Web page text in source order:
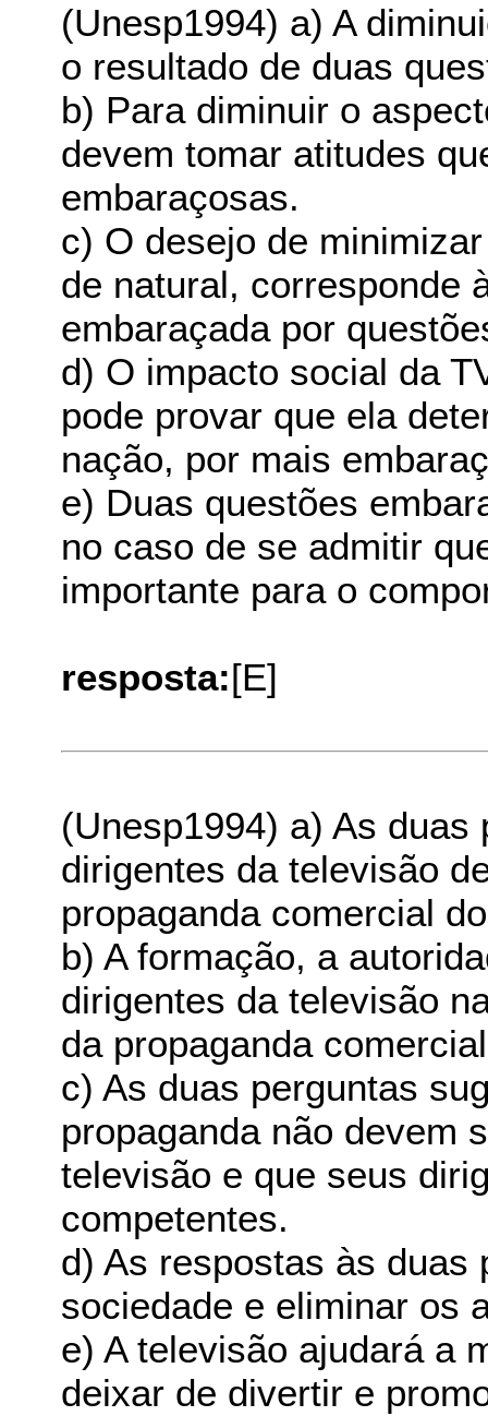
(Unesp1994) a) A
o resultado de duas
b) Para diminuir o
devem tomar atitudes
embaraçosas.
c) O desejo de
de natural, corresponde
embaraçada por
d) O impacto social da
pode provar que ela
nação, por mais
e) Duas questões
no caso de se admitir
importante para o
resposta:[E]
(Unesp1994) a) As
dirigentes da televisão
propaganda comercial
b) A formação, a
dirigentes da televisão
da propaganda
c) As duas perguntas
propaganda não devem
televisão e que seus
competentes.
d) As respostas às duas
sociedade e eliminar os
e) A televisão ajudará a
deixar de divertir e